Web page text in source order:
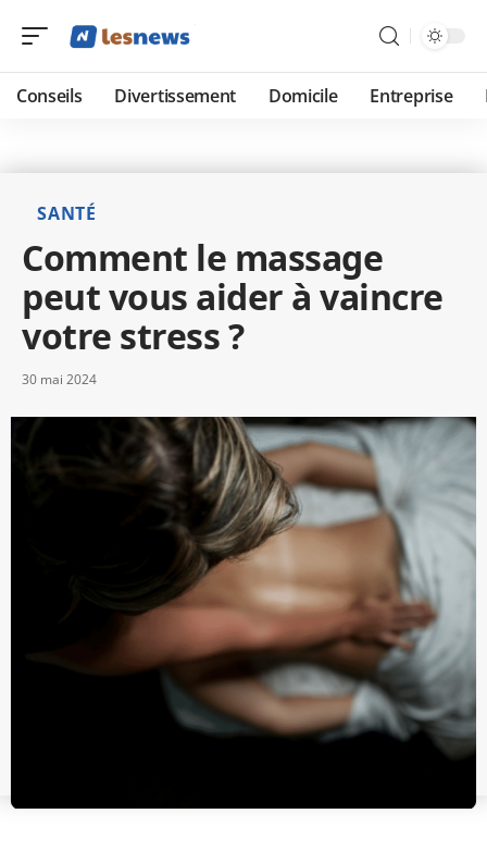
Conseils Divertissement Domicile Entreprise
SANTÉ
Comment le massage
peut vous aider à vaincre
votre stress ?
30 mai 2024